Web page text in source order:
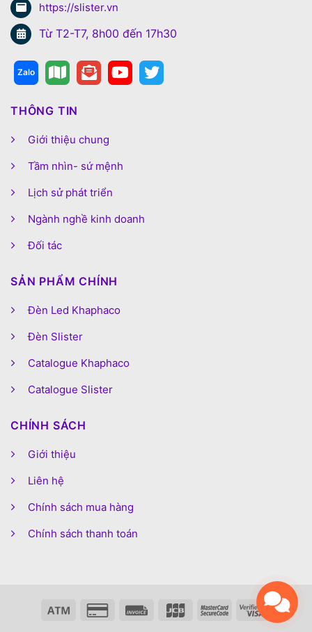
https://slister.vn
Từ T2-T7, 8h00 đến 17h30
THÔNG TIN
Giới thiệu chung
Tầm nhìn- sứ mệnh
Lịch sử phát triển
Ngành nghề kinh doanh
Đối tác
SẢN PHẨM CHÍNH
Đèn Led Khaphaco
Đèn Slister
Catalogue Khaphaco
Catalogue Slister
CHÍNH SÁCH
Giới thiệu
Liên hệ
Chính sách mua hàng
Chính sách thanh toán